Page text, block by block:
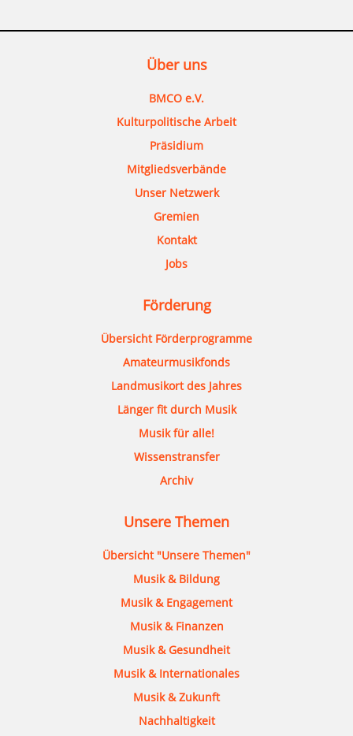
Über uns
BMCO e.V.
Kulturpolitische Arbeit
Präsidium
Mitgliedsverbände
Unser Netzwerk
Gremien
Kontakt
Jobs
Förderung
Übersicht Förderprogramme
Amateurmusikfonds
Landmusikort des Jahres
Länger fit durch Musik
Musik für alle!
Wissenstransfer
Archiv
Unsere Themen
Übersicht "Unsere Themen"
Musik & Bildung
Musik & Engagement
Musik & Finanzen
Musik & Gesundheit
Musik & Internationales
Musik & Zukunft
Nachhaltigkeit